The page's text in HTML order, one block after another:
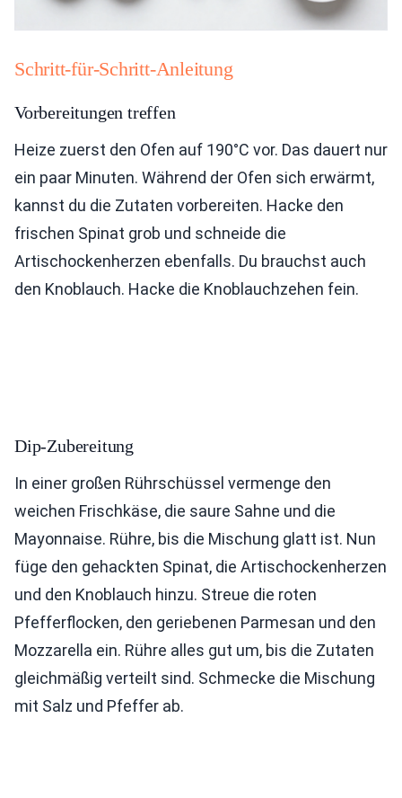
Schritt-für-Schritt-Anleitung
Vorbereitungen treffen
Heize zuerst den Ofen auf 190°C vor. Das dauert nur
ein paar Minuten. Während der Ofen sich erwärmt,
kannst du die Zutaten vorbereiten. Hacke den
frischen Spinat grob und schneide die
Artischockenherzen ebenfalls. Du brauchst auch
den Knoblauch. Hacke die Knoblauchzehen fein.
Dip-Zubereitung
In einer großen Rührschüssel vermenge den
weichen Frischkäse, die saure Sahne und die
Mayonnaise. Rühre, bis die Mischung glatt ist. Nun
füge den gehackten Spinat, die Artischockenherzen
und den Knoblauch hinzu. Streue die roten
Pfefferflocken, den geriebenen Parmesan und den
Mozzarella ein. Rühre alles gut um, bis die Zutaten
gleichmäßig verteilt sind. Schmecke die Mischung
mit Salz und Pfeffer ab.